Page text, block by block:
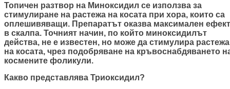
Топичен разтвор на Миноксидил се използва за
стимулиране на растежа на косата при хора, които са
оплешивяващи. Препаратът оказва максимален ефект
в скалпа. Точният начин, по който миноксидилът
действа, не е известен, но може да стимулира растежа
на косата, чрез подобряване на кръвоснабдяването
космените фоликули.
Какво представлява Триоксидил?